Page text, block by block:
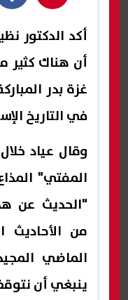
أكد الدكتور
أن هناك كثير
غزة بدر
في التاريخ
وقال عياد
المفتي"
"الحديث عن
من الأحاديث
الماضي
ينبغي أن